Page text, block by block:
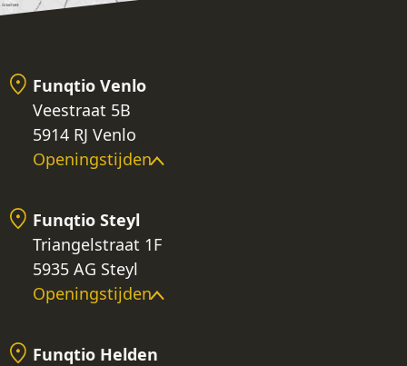
Funqtio Venlo
Veestraat 5B
5914 RJ Venlo
Openingstijden
Funqtio Steyl
Triangelstraat 1F
5935 AG Steyl
Openingstijden
Funqtio Helden